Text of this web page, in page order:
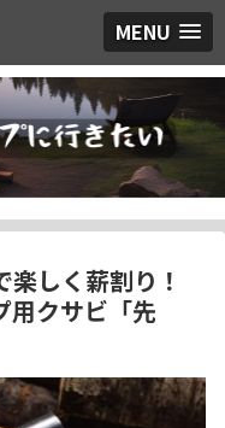
MENU
しく薪割り！
用クサビ「先